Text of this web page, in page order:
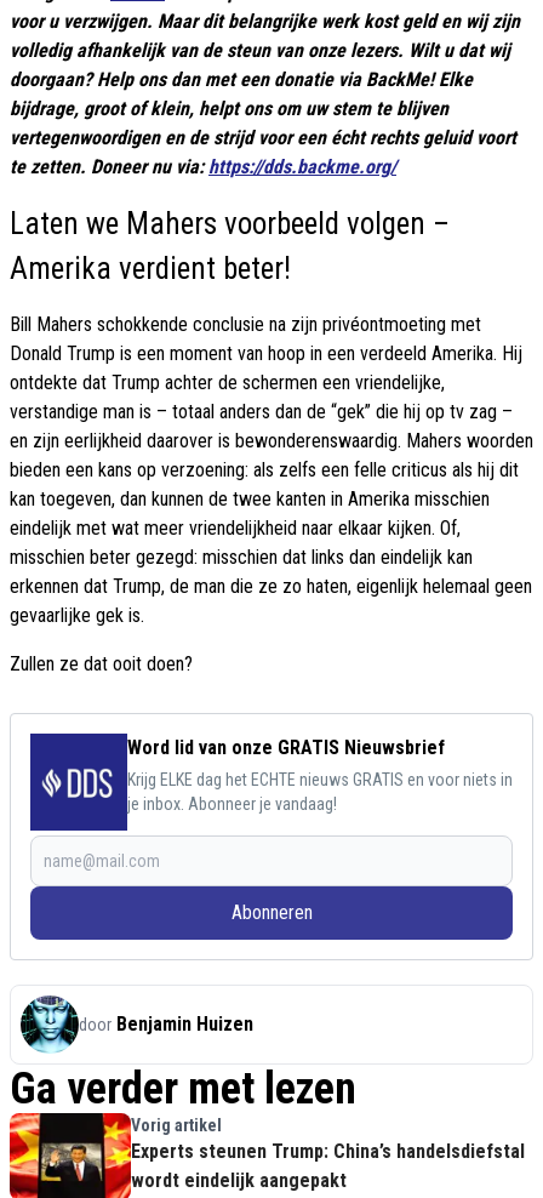
voor u verzwijgen. Maar dit belangrijke werk kost geld en wij zijn
volledig afhankelijk van de steun van onze lezers. Wilt u dat wij
doorgaan? Help ons dan met een donatie via BackMe! Elke
bijdrage, groot of klein, helpt ons om uw stem te blijven
vertegenwoordigen en de strijd voor een écht rechts geluid voort
te zetten. Doneer nu via:https://dds.backme.org/
Laten we Mahers voorbeeld volgen –
Amerika verdient beter!
Bill Mahers schokkende conclusie na zijn privéontmoeting met
Donald Trump is een moment van hoop in een verdeeld Amerika. Hij
ontdekte dat Trump achter de schermen een vriendelijke,
verstandige man is – totaal anders dan de “gek” die hij op tv zag –
en zijn eerlijkheid daarover is bewonderenswaardig. Mahers woorden
bieden een kans op verzoening: als zelfs een felle criticus als hij dit
kan toegeven, dan kunnen de twee kanten in Amerika misschien
eindelijk met wat meer vriendelijkheid naar elkaar kijken. Of,
misschien beter gezegd: misschien dat links dan eindelijk kan
erkennen dat Trump, de man die ze zo haten, eigenlijk helemaal geen
gevaarlijke gek is.
Zullen ze dat ooit doen?
Word lid van onze GRATIS Nieuwsbrief
Krijg ELKE dag het ECHTE nieuws GRATIS en voor niets in
je inbox. Abonneer je vandaag!
Abonneren
door Benjamin Huizen
Ga verder met lezen
Vorig artikel
Experts steunen Trump: China’s handelsdiefstal
wordt eindelijk aangepakt